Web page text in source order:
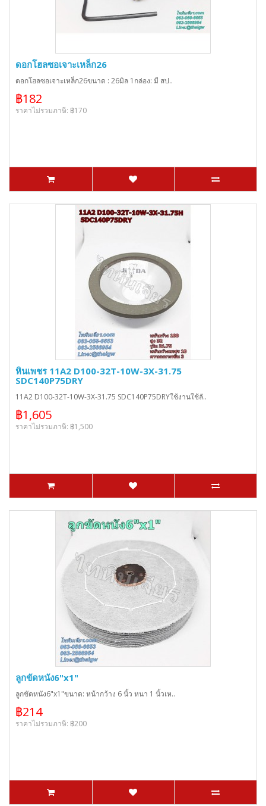
ดอกโฮลซอเจาะเหล็ก26
ดอกโฮลซอเจาะเหล็ก26ขนาด : 26มิล 1กล่อง: มี สป..
฿182
ราคาไม่รวมภาษี: ฿170
หินเพชร 11A2 D100-32T-10W-3X-31.75
SDC140P75DRY
11A2 D100-32T-10W-3X-31.75 SDC140P75DRYใช้งานใช้ลั..
฿1,605
ราคาไม่รวมภาษี: ฿1,500
ลูกขัดหนัง6"x1"
ลูกขัดหนัง6"x1"ขนาด: หน้ากว้าง 6 นิ้ว หนา 1 นิ้วเห..
฿214
ราคาไม่รวมภาษี: ฿200